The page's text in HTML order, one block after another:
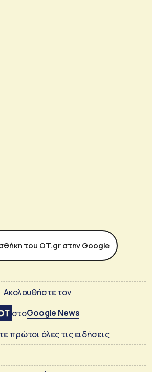
του ΟΤ.gr στην Google
Ακολουθήστε τον
στοGoogle News
πρώτοι όλες τις ειδήσεις